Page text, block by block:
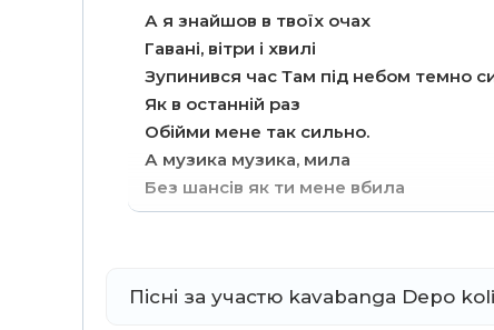
А я знайшов в твоїх очах
Гавані, вітри і хвилі
Зупинився час Там під небом темно
Як в останній раз
Обійми мене так сильно.
А музика музика, мила
Без шансів як ти мене вбила
Музика на повтор
Пісні за участю kavabanga Depo